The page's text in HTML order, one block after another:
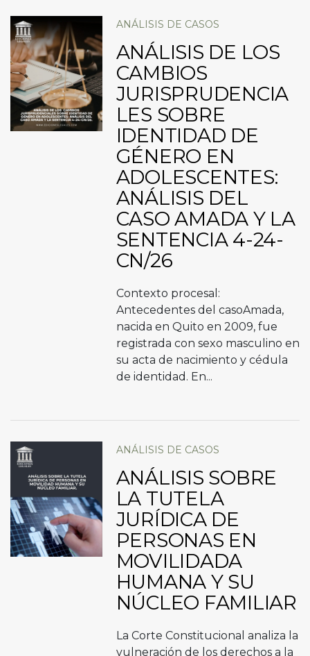
ANÁLISIS DE CASOS
ANÁLISIS DE LOS
CAMBIOS
JURISPRUDENCIA
LES SOBRE
IDENTIDAD DE
GÉNERO EN
ADOLESCENTES:
ANÁLISIS DEL
CASO AMADA Y LA
SENTENCIA 4-24-
CN/26
Contexto procesal:
Antecedentes del casoAmada,
nacida en Quito en 2009, fue
registrada con sexo masculino en
su acta de nacimiento y cédula
de identidad. En...
ANÁLISIS DE CASOS
ANÁLISIS SOBRE
LA TUTELA
JURÍDICA DE
PERSONAS EN
MOVILIDADA
HUMANA Y SU
NÚCLEO FAMILIAR
La Corte Constitucional analiza la
vulneración de los derechos a la